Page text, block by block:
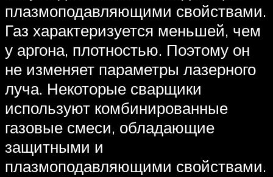
плазмоподавляющими свойствами.
Газ характеризуется меньшей, чем
у аргона, плотностью. Поэтому он
не изменяет параметры лазерного
луча. Некоторые сварщики
используют комбинированные
газовые смеси, обладающие
защитными и
плазмоподавляющими свойствами.